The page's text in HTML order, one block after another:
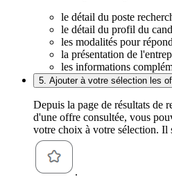
le détail du poste
le détail du profil du
les modalités pour
la présentation de
les informations
5. Ajouter à votre sélection les
Depuis la page de résultats de
d'une offre consultée, vous
votre choix à votre sélection.
.